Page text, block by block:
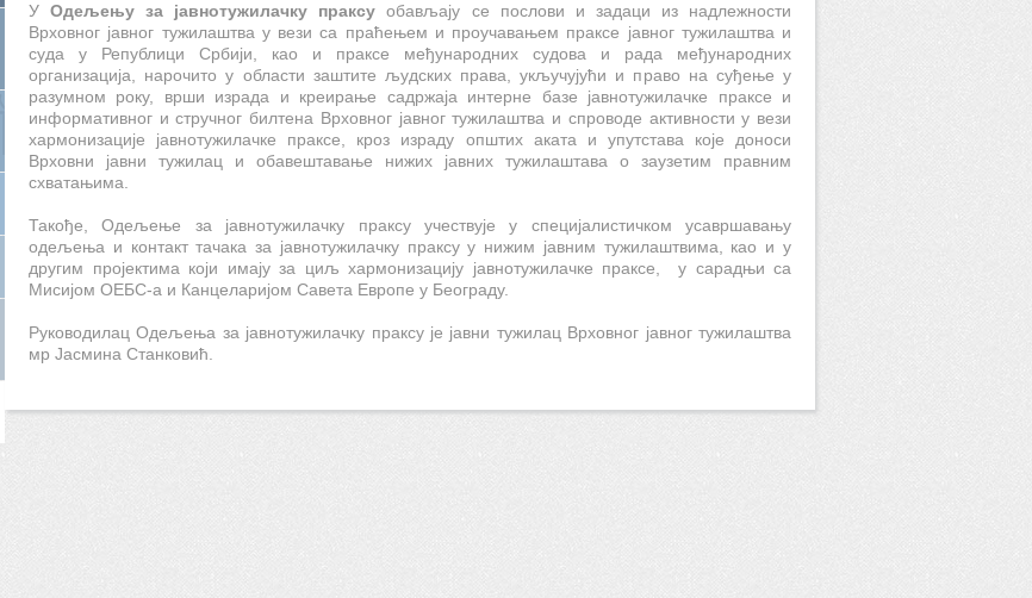
УОдељењу за јавнотужилачку праксу обављају се послови и задаци из надлежности
Врховног јавног тужилаштва у вези са праћењем и проучавањем праксе јавног тужилаштва и
суда у Републици Србији, као и праксе међународних судова и рада међународних
организација, нарочито у области заштите људских права, укључујући и право на суђење у
разумном року, врши израда и креирање садржаја интерне базе јавнотужилачке праксе и
информативног и стручног билтена Врховног јавног тужилаштва и спроводе активности у вези
хармонизације јавнотужилачке праксе, кроз израду општих аката и упутстава које доноси
Врховни јавни тужилац и обавештавање нижих јавних тужилаштава о заузетим правним
схватањима.
Такође, Одељење за јавнотужилачку праксу учествује у специјалистичком усавршавању
одељења и контакт тачака за јавнотужилачку праксу у нижим јавним тужилаштвима, као и у
другим пројектима који имају за циљ хармонизацију јавнотужилачке праксе, у сарадњи са
Мисијом ОЕБС-а и Канцеларијом Савета Европе у Београду.
Руководилац Одељења за јавнотужилачку праксу је јавни тужилац Врховног јавног тужилаштва
мр Јасмина Станковић.